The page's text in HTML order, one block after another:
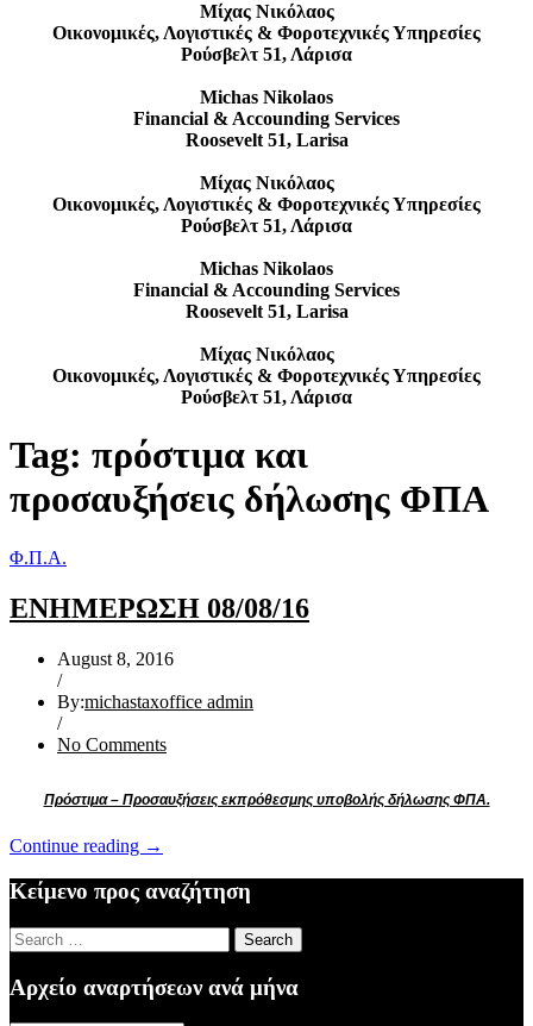
Μίχας Νικόλαος
Οικονομικές, Λογιστικές & Φοροτεχνικές Υπηρεσίες
Ρούσβελτ 51, Λάρισα
Michas Nikolaos
Financial & Accounding Services
Roosevelt 51, Larisa
Μίχας Νικόλαος
Οικονομικές, Λογιστικές & Φοροτεχνικές Υπηρεσίες
Ρούσβελτ 51, Λάρισα
Michas Nikolaos
Financial & Accounding Services
Roosevelt 51, Larisa
Μίχας Νικόλαος
Οικονομικές, Λογιστικές & Φοροτεχνικές Υπηρεσίες
Ρούσβελτ 51, Λάρισα
Tag: πρόστιμα και
προσαυξήσεις δήλωσης ΦΠΑ
Φ.Π.Α.
ΕΝΗΜΕΡΩΣΗ 08/08/16
August 8, 2016
/
By:michastaxoffice admin
/
No Comments
Πρόστιμα – Προσαυξήσεις εκπρόθεσμης υποβολής δήλωσης ΦΠΑ.
Continue reading “ΕΝΗΜΕΡΩΣΗ
→
Κείμενο προς αναζήτηση
Search
for:
Αρχείο αναρτήσεων ανά μήνα